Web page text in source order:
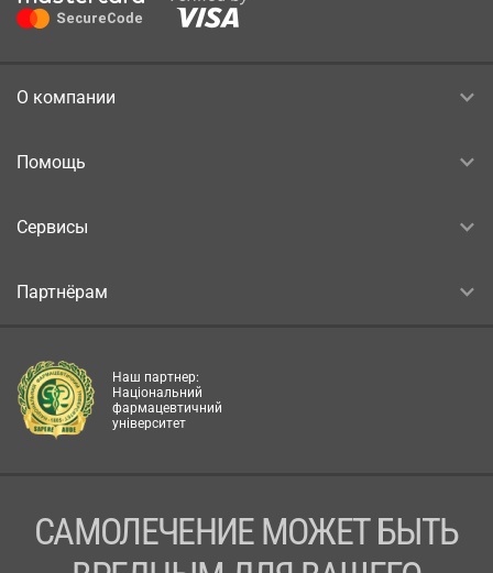
О компании
Помощь
Сервисы
Партнёрам
Наш партнер:
Національний
фармацевтичний
університет
САМОЛЕЧЕНИЕ МОЖЕТ БЫТЬ